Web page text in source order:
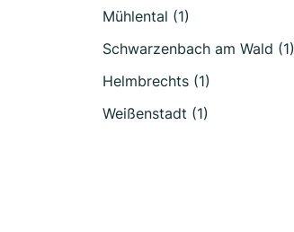
Mühlental (1)
Schwarzenbach am Wald (1)
Helmbrechts (1)
Weißenstadt (1)